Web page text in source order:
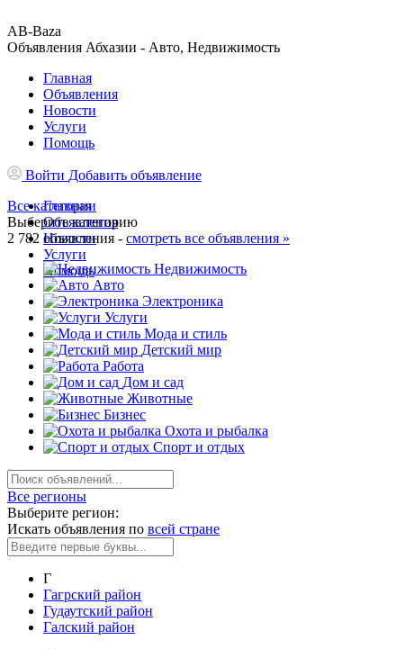
AB-Baza
Объявления Абхазии - Авто, Недвижимость
Главная
Объявления
Новости
Услуги
Помощь
Войти Добавить объявление
Главная
Объявления
Новости
Услуги
Помощь
Все категории
Выберите категорию
2 782 объявления - смотреть все объявления »
Недвижимость
Авто
Электроника
Услуги
Мода и стиль
Детский мир
Работа
Дом и сад
Животные
Бизнес
Охота и рыбалка
Спорт и отдых
Все регионы
Выберите регион:
Искать объявления по всей стране
Г
Гагрский район
Гудаутский район
Галский район